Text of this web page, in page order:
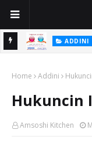
ADDINI
Home Addini
Hukuncin
Amsoshi Kitchen